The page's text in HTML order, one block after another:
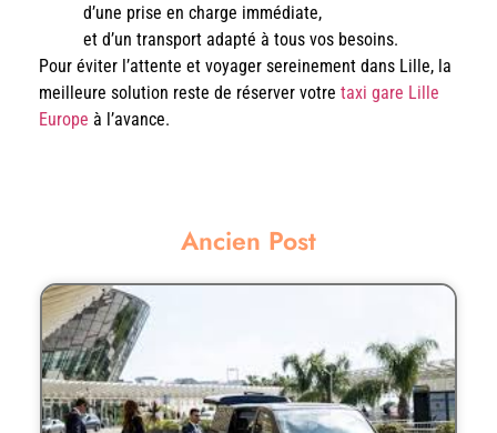
d’une prise en charge immédiate,
et d’un transport adapté à tous vos besoins.
Pour éviter l’attente et voyager sereinement dans Lille, la
meilleure solution reste de réserver votre taxi gare Lille
Europe à l’avance.
Ancien Post